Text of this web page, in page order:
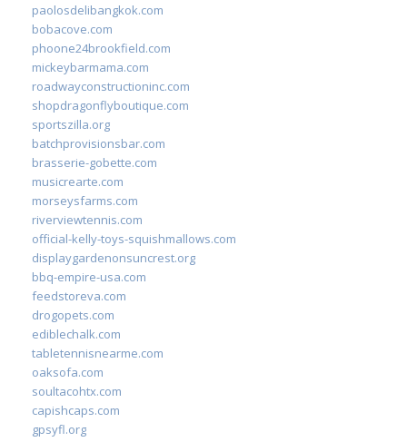
paolosdelibangkok.com
bobacove.com
phoone24brookfield.com
mickeybarmama.com
roadwayconstructioninc.com
shopdragonflyboutique.com
sportszilla.org
batchprovisionsbar.com
brasserie-gobette.com
musicrearte.com
morseysfarms.com
riverviewtennis.com
official-kelly-toys-squishmallows.com
displaygardenonsuncrest.org
bbq-empire-usa.com
feedstoreva.com
drogopets.com
ediblechalk.com
tabletennisnearme.com
oaksofa.com
soultacohtx.com
capishcaps.com
gpsyfl.org